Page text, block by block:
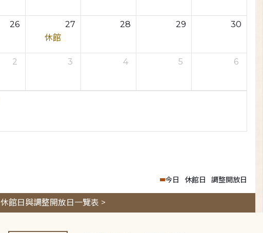
26
27
休館
28 29 30
2 3 4 5 6
今日 休館日 調整開放日
休館日與調整開放日一覽表 >